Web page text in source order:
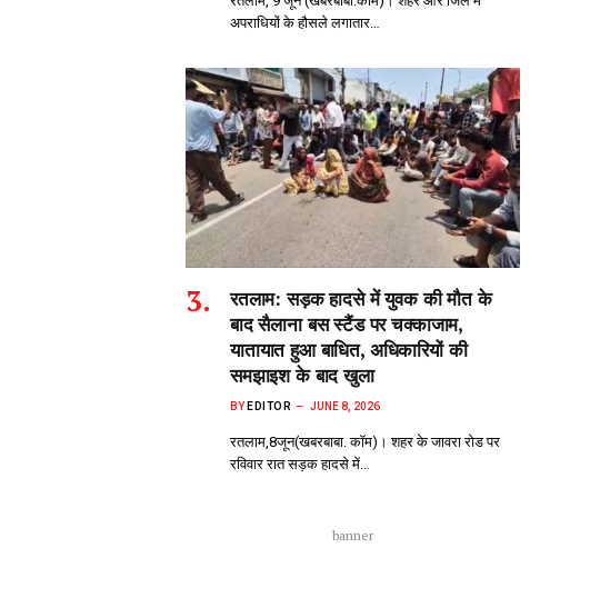
अपराधियों के हौसले लगातार…
रतलाम: सड़क हादसे में युवक की मौत के
बाद सैलाना बस स्टैंड पर चक्काजाम,
यातायात हुआ बाधित, अधिकारियों की
समझाइश के बाद खुला
BY EDITOR JUNE 8, 2026
रतलाम,8जून(खबरबाबा. कॉम)। शहर के जावरा रोड पर
रविवार रात सड़क हादसे में…
banner